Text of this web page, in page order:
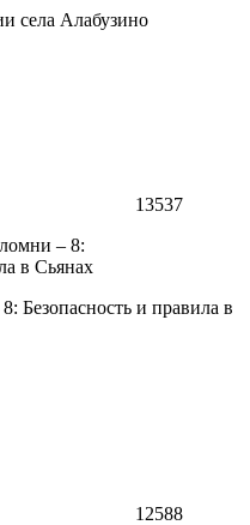
села Алабузино
13537
Безопасность и правила в
12588